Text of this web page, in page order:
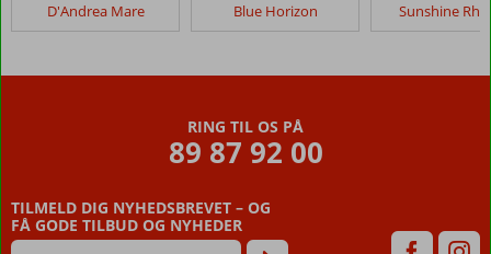
Family
er
ældre
D'Andrea Mare Blue Horizon Sunshine
RING TIL OS PÅ
89 87 92 00
TILMELD DIG NYHEDSBREVET – OG
FÅ GODE TILBUD OG NYHEDER